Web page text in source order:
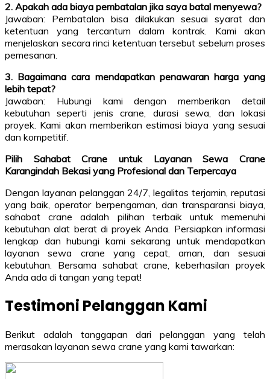
2. Apakah ada biaya pembatalan jika saya batal menyewa?
Jawaban: Pembatalan bisa dilakukan sesuai syarat dan
ketentuan yang tercantum dalam kontrak. Kami akan
menjelaskan secara rinci ketentuan tersebut sebelum proses
pemesanan.
3. Bagaimana cara mendapatkan penawaran harga yang
lebih tepat?
Jawaban: Hubungi kami dengan memberikan detail
kebutuhan seperti jenis crane, durasi sewa, dan lokasi
proyek. Kami akan memberikan estimasi biaya yang sesuai
dan kompetitif.
Pilih Sahabat Crane untuk Layanan Sewa Crane
Karangindah Bekasi yang Profesional dan Terpercaya
Dengan layanan pelanggan 24/7, legalitas terjamin, reputasi
yang baik, operator berpengaman, dan transparansi biaya,
sahabat crane adalah pilihan terbaik untuk memenuhi
kebutuhan alat berat di proyek Anda. Persiapkan informasi
lengkap dan hubungi kami sekarang untuk mendapatkan
layanan sewa crane yang cepat, aman, dan sesuai
kebutuhan. Bersama sahabat crane, keberhasilan proyek
Anda ada di tangan yang tepat!
Testimoni Pelanggan Kami
Berikut adalah tanggapan dari pelanggan yang telah
merasakan layanan sewa crane yang kami tawarkan: